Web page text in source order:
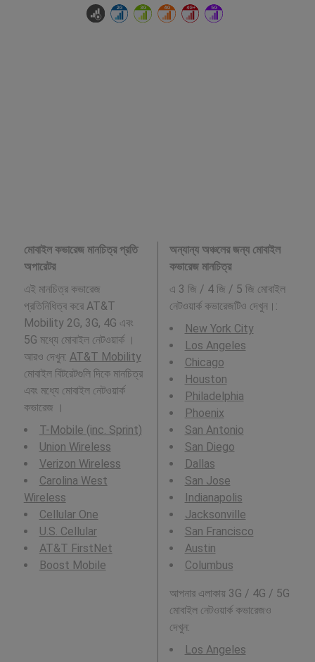
মোবাইল কভারেজ মানচিত্র প্রতি
অপারেটর
এই মানচিত্র কভারেজ
প্রতিনিধিত্ব করে AT&T
Mobility 2G, 3G, 4G এবং
5G মধ্যে মোবাইল নেটওয়ার্ক ।
আরও দেখুন: AT&T Mobility
মোবাইল বিটরেটগুলি দিকে মানচিত্র
এবং মধ্যে মোবাইল নেটওয়ার্ক
কভারেজ ।
T-Mobile (inc. Sprint)
Union Wireless
Verizon Wireless
Carolina West
Wireless
Cellular One
U.S. Cellular
AT&T FirstNet
Boost Mobile
অন্যান্য অঞ্চলের জন্য মোবাইল
কভারেজ মানচিত্র
এ 3 জি / 4 জি / 5 জি মোবাইল
নেটওয়ার্ক কভারেজটিও দেখুন।:
New York City
Los Angeles
Chicago
Houston
Philadelphia
Phoenix
San Antonio
San Diego
Dallas
San Jose
Indianapolis
Jacksonville
San Francisco
Austin
Columbus
আপনার এলাকায় 3G / 4G / 5G
মোবাইল নেটওয়ার্ক কভারেজও
দেখুন:
Los Angeles